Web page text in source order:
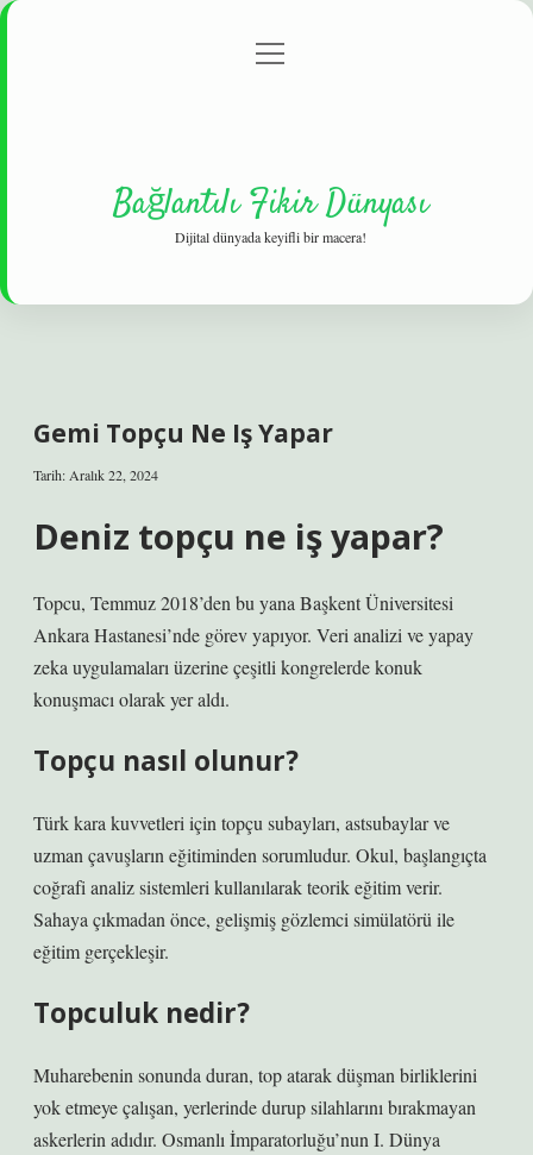
Gizlilik Politikası
menüyü
Bağlantılı Fikir Dünyası
Dijital dünyada keyifli bir macera!
Gemi Topçu Ne Iş Yapar
Tarih: Aralık 22, 2024
Deniz topçu ne iş yapar?
Topcu, Temmuz 2018’den bu yana Başkent Üniversitesi
Ankara Hastanesi’nde görev yapıyor. Veri analizi ve yapay
zeka uygulamaları üzerine çeşitli kongrelerde konuk
konuşmacı olarak yer aldı.
Topçu nasıl olunur?
Türk kara kuvvetleri için topçu subayları, astsubaylar ve
uzman çavuşların eğitiminden sorumludur. Okul, başlangıçta
coğrafi analiz sistemleri kullanılarak teorik eğitim verir.
Sahaya çıkmadan önce, gelişmiş gözlemci simülatörü ile
eğitim gerçekleşir.
Topculuk nedir?
Muharebenin sonunda duran, top atarak düşman birliklerini
yok etmeye çalışan, yerlerinde durup silahlarını bırakmayan
askerlerin adıdır. Osmanlı İmparatorluğu’nun I. Dünya